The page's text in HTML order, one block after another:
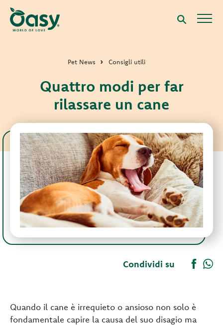
Pet News Consigli utili
Quattro modi per far
rilassare un cane
Condividi su
Quando il cane è irrequieto o ansioso non solo è
fondamentale capire la causa del suo disagio ma